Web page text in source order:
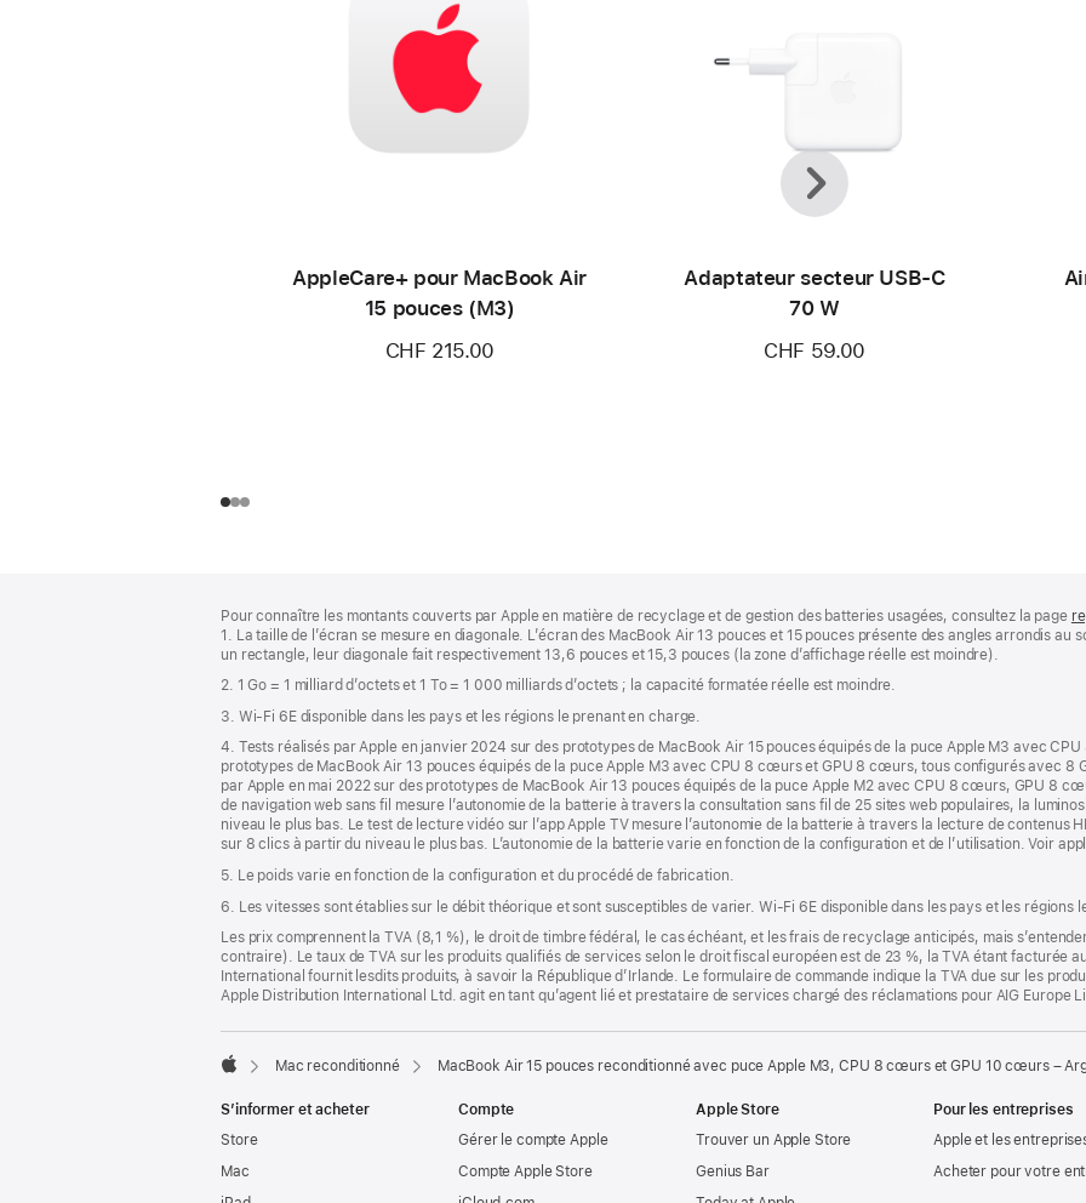
AppleCare+ pour MacBook Air
15 pouces (M3)
CHF 215.00
Adaptateur secteur USB‑C
70 W
CHF 59.00
Précédent
Suivant
de
page
de
bas
page
Pour connaître les montants couverts par Apple en matière de recyclage et de gestion des batteries usagées, consultez la page
1. La taille de l’écran se mesure en diagonale. L’écran des MacBook Air 13 pouces et 15 pouces présente des angles arrondis au
un rectangle, leur diagonale fait respectivement 13,6 pouces et 15,3 pouces (la zone d’affichage réelle est moindre).
2. 1 Go = 1 milliard d’octets et 1 To = 1 000 milliards d’octets ; la capacité formatée réelle est moindre.
3. Wi-Fi 6E disponible dans les pays et les régions le prenant en charge.
4. Tests réalisés par Apple en janvier 2024 sur des prototypes de MacBook Air 15 pouces équipés de la puce Apple M3 avec
prototypes de MacBook Air 13 pouces équipés de la puce Apple M3 avec CPU 8 cœurs et GPU 8 cœurs, tous configurés avec 8
par Apple en mai 2022 sur des prototypes de MacBook Air 13 pouces équipés de la puce Apple M2 avec CPU 8 cœurs, GPU 8
de navigation web sans fil mesure l’autonomie de la batterie à travers la consultation sans fil de 25 sites web populaires, la
niveau le plus bas. Le test de lecture vidéo sur l’app Apple TV mesure l’autonomie de la batterie à travers la lecture de contenus
sur 8 clics à partir du niveau le plus bas. L’autonomie de la batterie varie en fonction de la configuration et de l’utilisation. Voir
5. Le poids varie en fonction de la configuration et du procédé de fabrication.
6. Les vitesses sont établies sur le débit théorique et sont susceptibles de varier. Wi-Fi 6E disponible dans les pays et les régions
Les prix comprennent la TVA (8,1 %), le droit de timbre fédéral, le cas échéant, et les frais de recyclage anticipés, mais
contraire). Le taux de TVA sur les produits qualifiés de services selon le droit fiscal européen est de 23 %, la TVA étant facturée
International fournit lesdits produits, à savoir la République d’Irlande. Le formulaire de commande indique la TVA due sur les
Apple Distribution International Ltd. agit en tant qu’agent lié et prestataire de services chargé des réclamations pour AIG Europe
Mac reconditionné MacBook Air 15 pouces reconditionné avec puce Apple M3, CPU 8 cœurs et GPU 10 cœurs –
S’informer et acheter
Store
Mac
Compte
Gérer le compte Apple
Compte Apple Store
Apple Store
Trouver un Apple Store
Genius Bar
Pour les entreprises
Apple et les
Acheter pour votre